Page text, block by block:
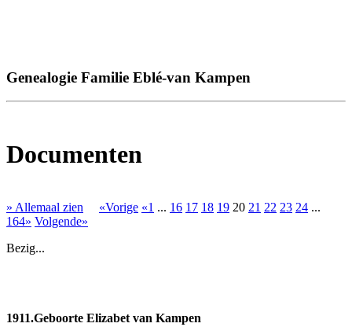
Genealogie Familie Eblé-van Kampen
Documenten
» Allemaal zien «Vorige «1 ... 16 17 18 19 20 21 22 23 24 ...
164» Volgende»
Bezig...
1911.Geboorte Elizabet van Kampen